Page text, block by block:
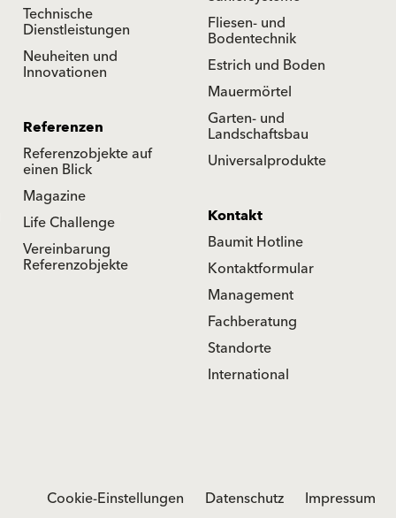
Fliesen- und
Bodentechnik
Estrich und Boden
Mauermörtel
Garten- und
Landschaftsbau
Universalprodukte
Technische
Dienstleistungen
Neuheiten und
Innovationen
Referenzen
Referenzobjekte auf
einen Blick
Magazine
Life Challenge
Vereinbarung
Referenzobjekte
Kontakt
Baumit Hotline
Kontaktformular
Management
Fachberatung
Standorte
International
Cookie-Einstellungen Datenschutz Impressum